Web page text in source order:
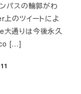
パスの輪郭がわ
のツイートによ
大通りは今後永久
co […]